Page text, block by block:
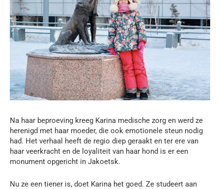
Na haar beproeving kreeg Karina medische zorg en werd ze
herenigd met haar moeder, die ook emotionele steun nodig
had. Het verhaal heeft de regio diep geraakt en ter ere van
haar veerkracht en de loyaliteit van haar hond is er een
monument opgericht in Jakoetsk.
Nu ze een tiener is, doet Karina het goed. Ze studeert aan